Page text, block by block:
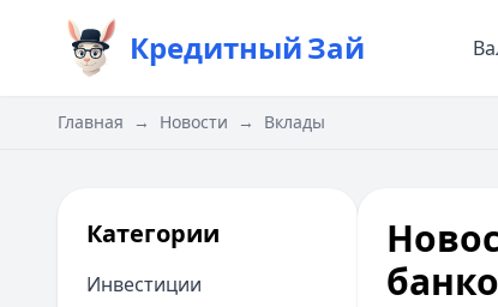
КредитныйЗай
Главная → Новости → Вклады
Категории
Инвестиции